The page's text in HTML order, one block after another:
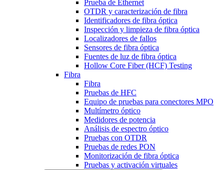
Prueba de Ethernet
OTDR y caracterización de fibra
Identificadores de fibra óptica
Inspección y limpieza de fibra óptica
Localizadores de fallos
Sensores de fibra óptica
Fuentes de luz de fibra óptica
Hollow Core Fiber (HCF) Testing
Fibra
Fibra
Pruebas de HFC
Equipo de pruebas para conectores MPO
Multímetro óptico
Medidores de potencia
Análisis de espectro óptico
Pruebas con OTDR
Pruebas de redes PON
Monitorización de fibra óptica
Pruebas y activación virtuales